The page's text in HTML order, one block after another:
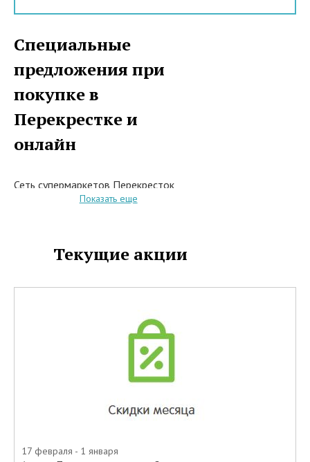
Специальные
предложения при
покупке в
Перекрестке и
онлайн
Сеть супермаркетов Перекресток
является наиболее популярной у
товаров, но и большому
действующих акций и скидок.
покупателя можно именно
предложив ему более низкие
цены на те товары, которые он
приобретает регулярно, что
позволяет существенно
С 1 сентября 2018 по 31 декабря
интернет-магазина
Показать еще
Текущие акции
17 февраля - 1 января